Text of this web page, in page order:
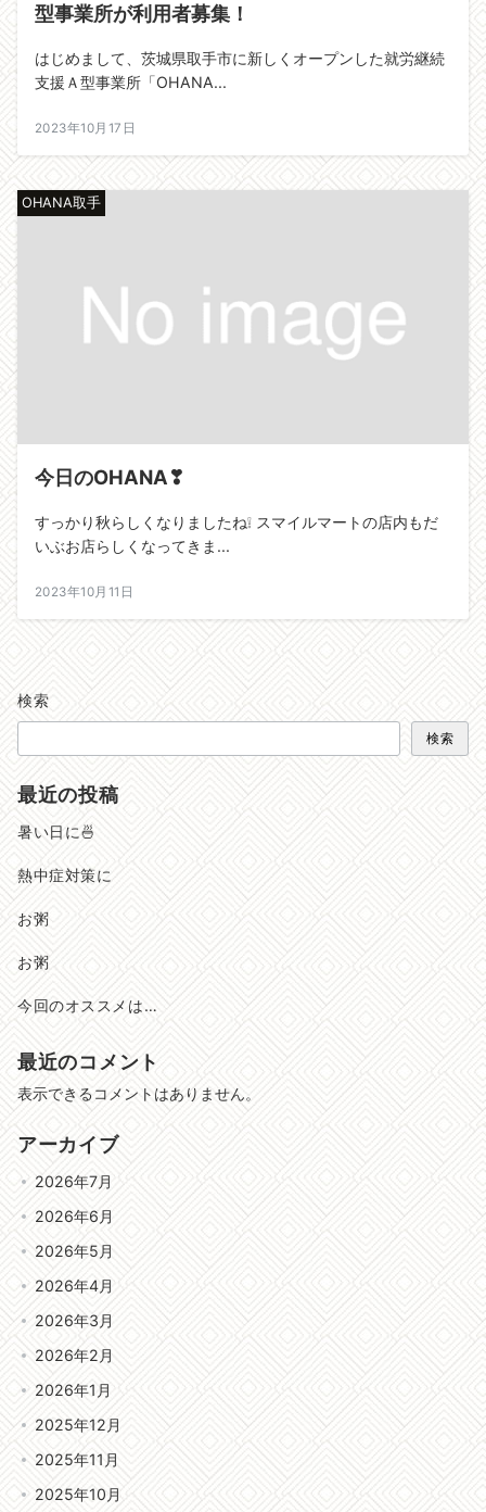
型事業所が利用者募集！
はじめまして、茨城県取手市に新しくオープンした就労継続
支援Ａ型事業所「OHANA...
2023年10月17日
OHANA取手
今日のOHANA❣
すっかり秋らしくなりましたね❕ スマイルマートの店内もだ
いぶお店らしくなってきま...
2023年10月11日
検索
検索
最近の投稿
暑い日に🍜
熱中症対策に
お粥
お粥
今回のオススメは…
最近のコメント
表示できるコメントはありません。
アーカイブ
2026年7月
2026年6月
2026年5月
2026年4月
2026年3月
2026年2月
2026年1月
2025年12月
2025年11月
2025年10月